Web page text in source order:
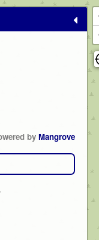
by Mangrove